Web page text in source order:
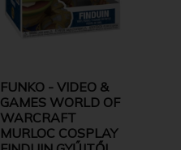
FUNKO - VIDEO &
GAMES WORLD OF
WARCRAFT
MURLOC COSPLAY